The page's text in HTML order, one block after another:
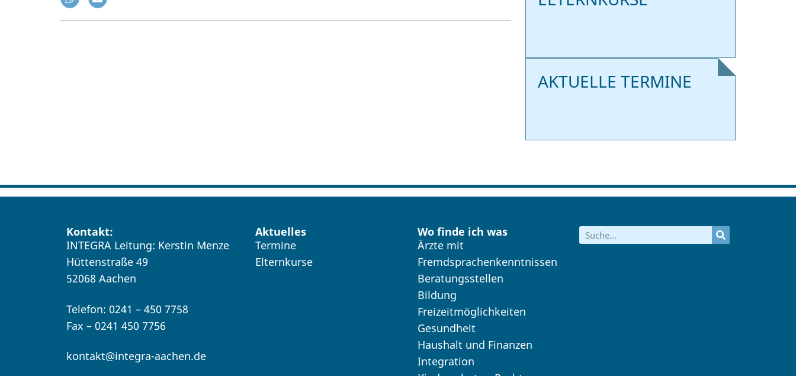
AKTUELLE TERMINE
Kontakt:
INTEGRA Leitung: Kerstin Menze
Hüttenstraße 49
52068 Aachen
Telefon: 0241 – 450 7758
Fax – 0241 450 7756
kontakt@integra-aachen.de
Aktuelles
Termine
Elternkurse
Wo finde ich was
Ärzte mit
Fremdsprachenkenntnissen
Beratungsstellen
Bildung
Freizeitmöglichkeiten
Gesundheit
Haushalt und Finanzen
Integration